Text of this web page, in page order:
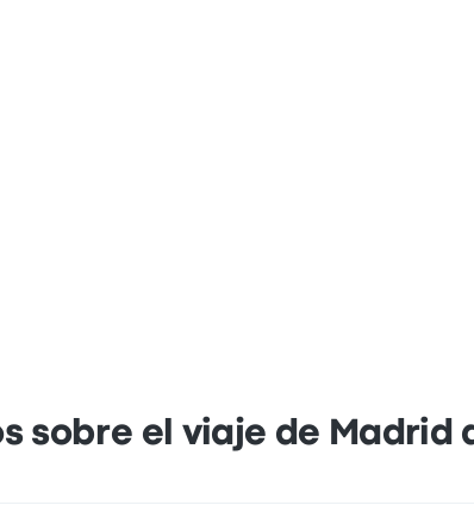
sobre el viaje de Madrid